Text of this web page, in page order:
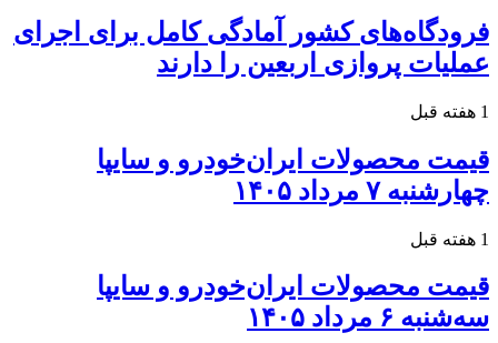
فرودگاه‌های کشور آمادگی کامل برای اجرای
عملیات پروازی اربعین را دارند
1 هفته قبل
قیمت محصولات ایران‌خودرو و سایپا
چهارشنبه ۷ مرداد ۱۴۰۵
1 هفته قبل
قیمت محصولات ایران‌خودرو و سایپا
سه‌شنبه ۶ مرداد ۱۴۰۵